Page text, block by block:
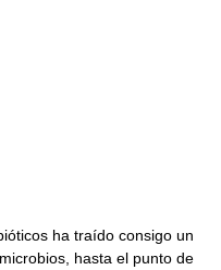
ha traído consigo un
hasta el punto de